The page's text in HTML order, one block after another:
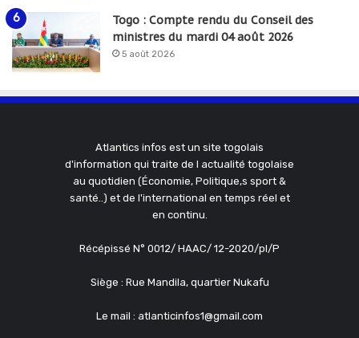
Togo : Compte rendu du Conseil des
ministres du mardi 04 août 2026
5 août 2026
Atlantics infos est un site togolais
d'information qui traite de l actualité togolaise
au quotidien (Économie, Politique,s sport &
santé..) et de l'international en temps réel et
en continu.
Récépissé N° 0012/ HAAC/ 12-2020/pl/P
Siège : Rue Mandila, quartier Nukafu
Le mail : atlanticinfos1@gmail.com